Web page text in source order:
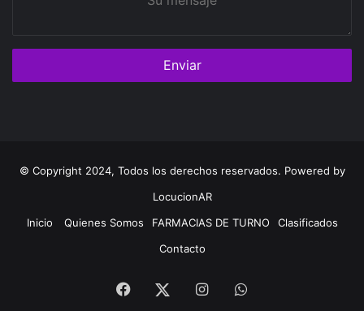
© Copyright 2024, Todos los derechos reservados. Powered by
LocucionAR
Inicio
Quienes Somos FARMACIAS DE TURNO
Clasificados
Contacto
Facebook
TwitterInstagramWhatsapp